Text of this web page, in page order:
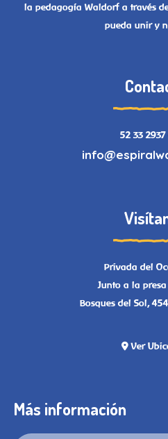
la pedagogía Waldorf a través
pueda unir y
52 33
Privada del
Junto a la
Bosques del Sol,
Ver
Más información